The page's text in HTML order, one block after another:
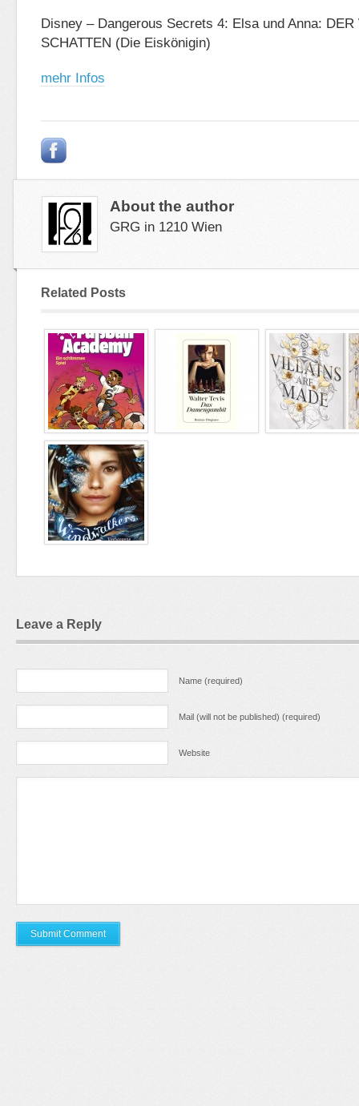
Disney – Dangerous Secrets 4: Elsa und Anna: DER
SCHATTEN (Die Eiskönigin)
mehr Infos
About the author
GRG in 1210 Wien
Related Posts
Leave a Reply
Name (required)
Mail (will not be published) (required)
Website